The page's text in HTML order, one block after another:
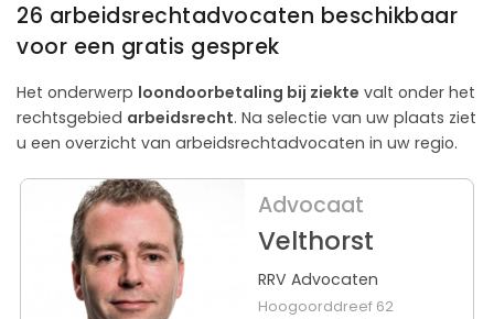
26 arbeidsrechtadvocaten beschikbaar
voor een gratis gesprek
Het onderwerp loon­doorbetaling bij ziekte valt onder het
rechtsgebied arbeidsrecht. Na selectie van uw plaats ziet
u een overzicht van arbeidsrechtadvocaten in uw regio.
Advocaat
Velthorst
RRV Advocaten
Hoogoorddreef 62